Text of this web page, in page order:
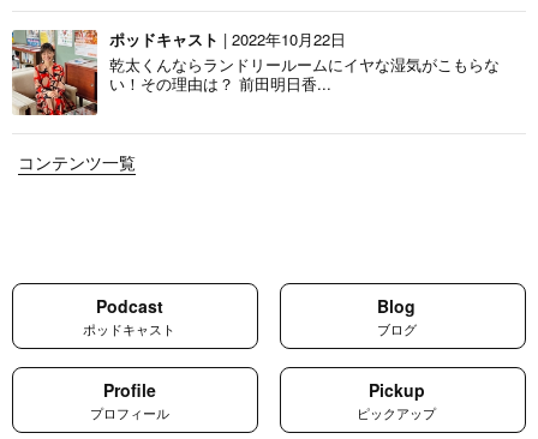
ポッドキャスト | 2022年10月22日
乾太くんならランドリールームにイヤな湿気がこもらな
い！その理由は？ 前田明日香...
コンテンツ一覧
Podcast
ポッドキャスト
Blog
ブログ
Profile
プロフィール
Pickup
ピックアップ